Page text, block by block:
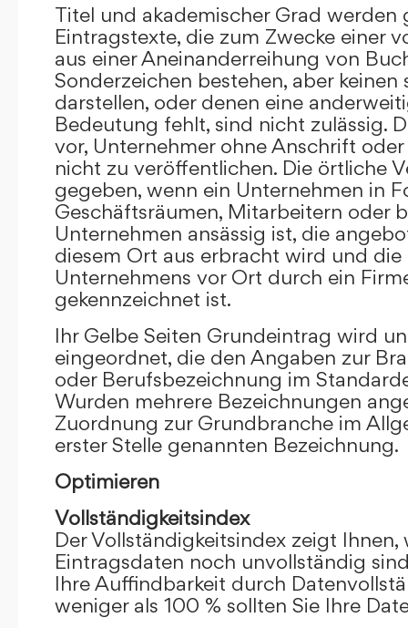
Titel und akademischer Grad werden
Eintragstexte, die zum Zwecke einer
aus einer Aneinanderreihung von
Sonderzeichen bestehen, aber keinen
darstellen, oder denen eine
Bedeutung fehlt, sind nicht zulässig.
vor, Unternehmer ohne Anschrift
nicht zu veröffentlichen. Die örtliche
gegeben, wenn ein Unternehmen in
Geschäftsräumen, Mitarbeitern oder
Unternehmen ansässig ist, die
diesem Ort aus erbracht wird und die
Unternehmens vor Ort durch ein
gekennzeichnet ist.
Ihr Gelbe Seiten Grundeintrag wird
eingeordnet, die den Angaben zur
oder Berufsbezeichnung im
Wurden mehrere Bezeichnungen
Zuordnung zur Grundbranche im
erster Stelle genannten Bezeichnung.
Optimieren
Vollständigkeitsindex
Der Vollständigkeitsindex zeigt
Eintragsdaten noch unvollständig
Ihre Auffindbarkeit durch
weniger als 100 % sollten Sie Ihre